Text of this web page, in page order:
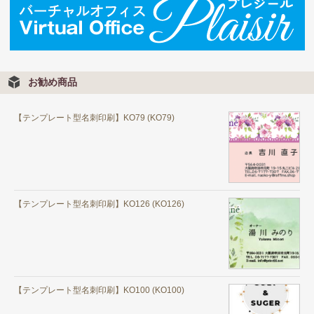
お勧め商品
【テンプレート型名刺印刷】KO79 (KO79)
【テンプレート型名刺印刷】KO126 (KO126)
【テンプレート型名刺印刷】KO100 (KO100)